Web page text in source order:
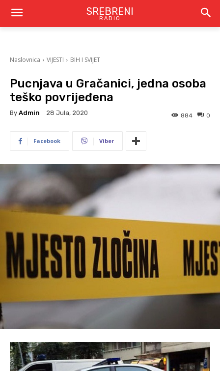
SREBRENI
RADIO
Naslovnica VIJESTI BIH I SVIJET
Pucnjava u Gračanici, jedna osoba
teško povrijeđena
By Admin 28 Jula, 2020 0
884
Facebook Viber